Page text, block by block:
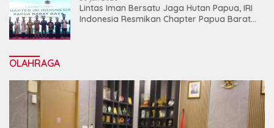
Lintas Iman Bersatu Jaga Hutan Papua, IRI
Indonesia Resmikan Chapter Papua Barat
OLAHRAGA